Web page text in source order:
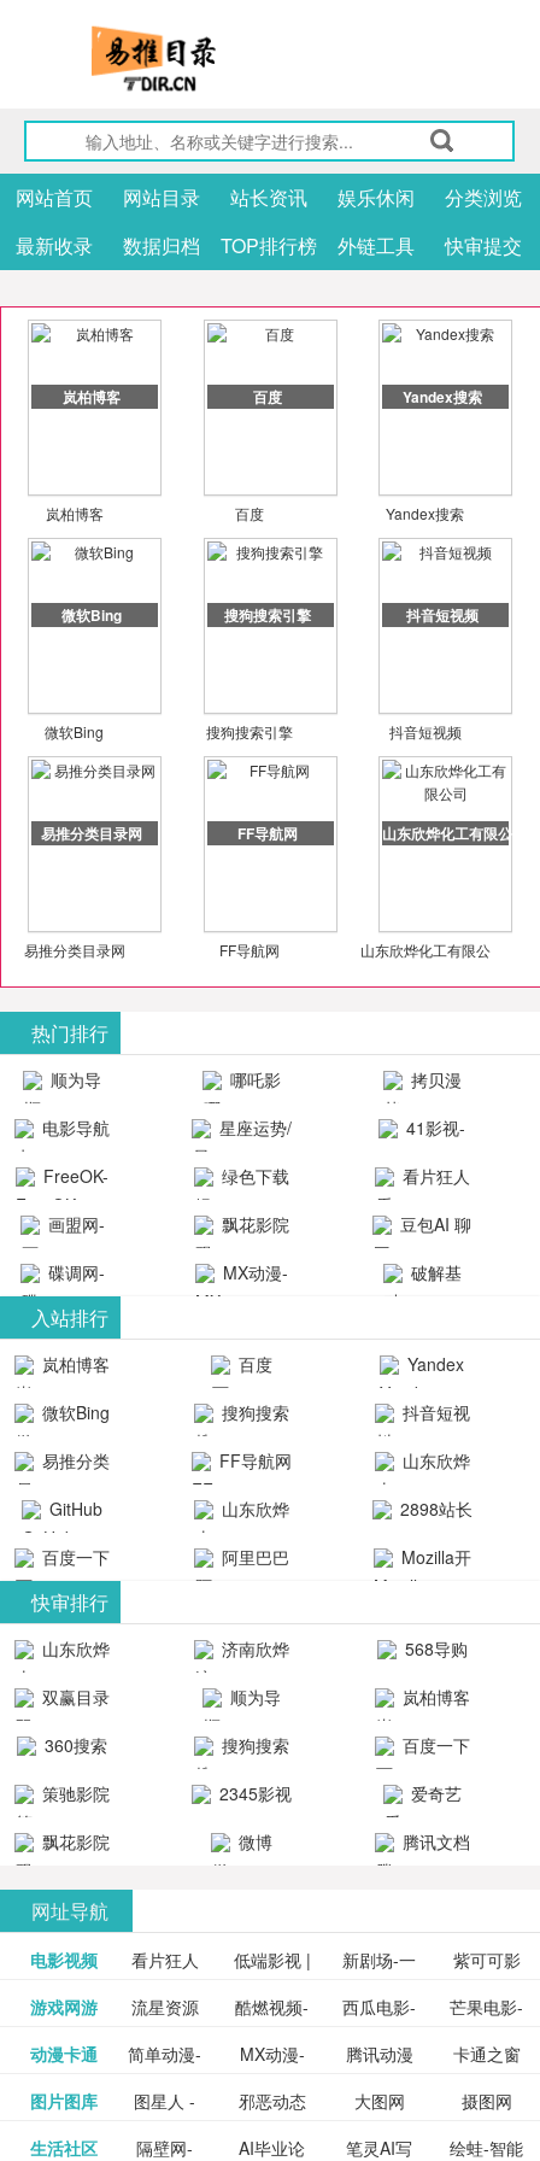
网站首页 网站目录 站长资讯 娱乐休闲
分类浏览
最新收录
数据归档 TOP排行榜 外链工具 快审提交
岚柏博客
岚柏博客
百度
百度
Yandex搜索
Yandex搜索
微软Bing
微软Bing
搜狗搜索引擎
搜狗搜索引擎
抖音短视频
抖音短视频
易推分类目录网
易推分类目录网
FF导航网
FF导航网
山东欣烨化工有限公司
山东欣烨化工有限公
热门排行
顺为导
航-办公运营
哪吒影
院-哪吒影院
提供最新、
最全的高清
电影、电视
剧、动漫和
综艺节目免
费观看。平
台内容丰
富，更新快
速，支持在
线观看，满
足各类影迷
需求，提供
无广告、高
清流畅的观
影体验。
拷贝漫
画-官网
动漫综合
电影导航
- 免费看电影
就来这！ | 快
导航网-免费
看电影就来
这！收录大
量免费看电
影网站！
星座运势/
最星座/美国
神婆星座网
41影视-
聚合最近好
看的电视剧
最新电影网
站-41影视为
成全短剧电
视剧、电视
剧大全、好
看的电视
剧、最新的
电影在线观
看，神马影
最新好看的
剧片、爱情
片、搞笑片
等全新电
影，是影
FreeOK-
FreeOK影视
官网-最新影
视资源|追剧
也很卷
绿色下载
吧
看片狂人
- 高清视频资
源免费在线
观看
画盟网-
画师联盟官
网
_huashilm.com_
动漫综合
飘花影院
网
豆包AI 聊
天智能对话
网页版入口
碟调网-
碟调网为您
提供最新电
视剧和2025
年最新电影
的在线观
看，快来碟
调电影网在
线观看最新
热门影视作
MX动漫-
漫免费在线
观看
破解基
整合当前互
联网最新最
全最优质的
软件免费下
载、资源免
费共享、技
术教程学习
台！整合破
合破解游
戏、整合安
卓破解软件
分享与下
载！旨在打
件共享站、
资源
入站排行
岚柏博客 百度
Yandex
搜索
微软Bing
搜狗搜索
引擎
抖音短视
频
易推分类
目录网
FF导航网
山东欣烨
化工有限公
GitHub
山东欣烨
生物科技有
2898站长
资源平台
百度一下
阿里巴巴
Mozilla开
快审排行
山东欣烨
生物科技有
济南欣烨
科技有限公
568导购
网
双赢目录
顺为导
航-办公运营
岚柏博客
360搜索
搜狗搜索
百度一下
策驰影院
2345影视
大全
爱奇艺
VIP会员
飘花影院
微博 腾讯文档
网址导航
电影视频 看片狂人 低端影视 |
免费高清
在线电影
新剧场-一
个网盘资
源分享小
紫可可影
视-紫可可,
免费提供
泡剧网_最
新电视剧
免费在线
更多>>
游戏网游 流星资源
网-流星蝴
蝶剑官网
酷燃视频-
致力于打
造中国领
西瓜电影-
西瓜视频
网站电影
芒果电影-
芒果TV网
站电影频
豆瓣电影-
豆瓣电影
更多>>
动漫卡通 简单动漫-
日本动画
MX动漫-
最新最全
腾讯动漫
频道
卡通之窗
三毛漫画
网
更多>>
图片图库 图星人 -
设计图片
邪恶动态
图片大全
大图网
摄图网
图行天下
更多>>
生活社区 隔壁网- AI毕业论 笔灵AI写 绘蛙-智能